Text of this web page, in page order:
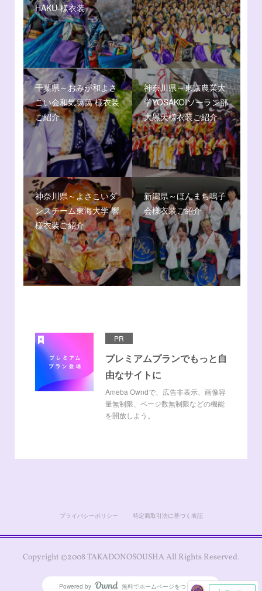
HAKU-様衣装
千葉県～おみが和よさ
こい会和気藹藹 様衣装
ご紹介
神奈川県～東京農業大
学YOSAKOIソーラン部
大黒天様衣装ご紹介
神奈川県～よさこいダ
ンスチーム東海大学 響
様衣装ご紹介
新潟県～ほんまち鳴子
会様衣装ご紹介
PR
プレミアムプランでもっと自
由なサイトに
Ameba Owndで、広告非表示、画像容
量無制限、ページ数無制限などの機能
を開放しよう。
プライバシーポリシー 特定商取引法に基づく表記
Copyright ©2008 TAKADONOSOUSHA All Rights Reserved.
Powered by 無料でホームページをつくろう